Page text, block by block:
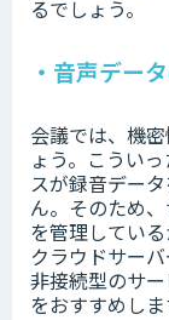
るでしょう。
・音声デー
会議では、機
ょう。こうい
スが録音デー
ん。そのため
を管理してい
クラウドサー
非接続型のサ
をおすすめしま